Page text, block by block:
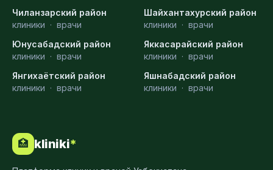
Чиланзарский район
клиники · врачи
Шайхантахурский район
клиники · врачи
Юнусабадский район
клиники · врачи
Яккасарайский район
клиники · врачи
Янгихаётский район
клиники · врачи
Яшнабадский район
клиники · врачи
🏥 kliniki*